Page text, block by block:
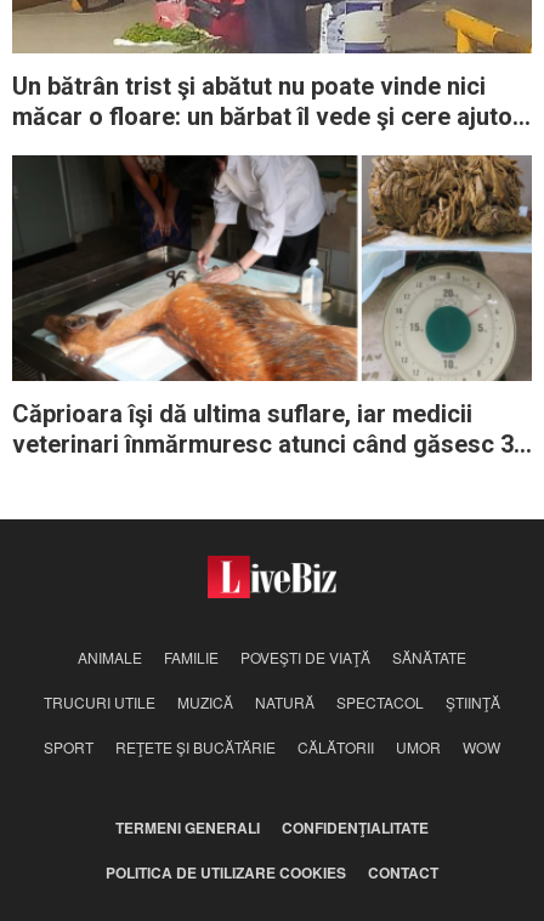
Un bătrân trist şi abătut nu poate vinde nici
măcar o floare: un bărbat îl vede şi cere ajutor
Căprioara îşi dă ultima suflare, iar medicii
veterinari înmărmuresc atunci când găsesc 3
ANIMALE FAMILIE POVEŞTI DE VIAŢĂ SĂNĂTATE
TRUCURI UTILE MUZICĂ NATURĂ SPECTACOL ŞTIINŢĂ
SPORT REŢETE ŞI BUCĂTĂRIE CĂLĂTORII UMOR WOW
TERMENI GENERALI CONFIDENŢIALITATE
POLITICA DE UTILIZARE COOKIES CONTACT